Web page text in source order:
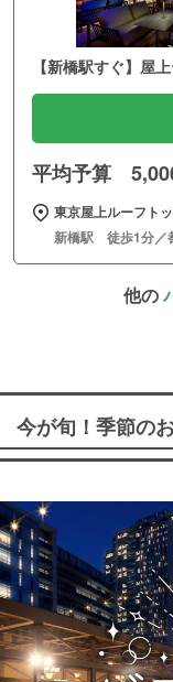
【新橋駅すぐ】屋
平均予算
東京屋上ルーフト
新橋駅 徒歩1分／
他の
今が旬！季節の